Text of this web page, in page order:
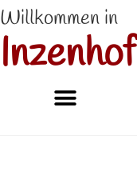
Willkommen in
Inzenhof